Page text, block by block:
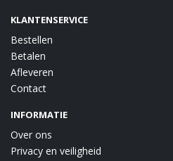
KLANTENSERVICE
Bestellen
Betalen
Afleveren
Contact
INFORMATIE
Over ons
Privacy en veiligheid